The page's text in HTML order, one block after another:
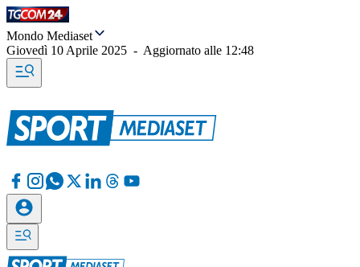
Mondo Mediaset
Giovedì 10 Aprile 2025 - Aggiornato alle 12:48